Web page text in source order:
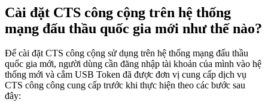
Cài đặt CTS công cộng trên hệ thống
mạng đấu thầu quốc gia mới như thế nào?
Để cài đặt CTS công cộng sử dụng trên hệ thống mạng đấu thầu
quốc gia mới, người dùng cần đăng nhập tài khoản của mình vào hệ
thống mới và cắm USB Token đã được đơn vị cung cấp dịch vụ
CTS công công cung cấp trước khi thực hiện theo các bước sau
đây: